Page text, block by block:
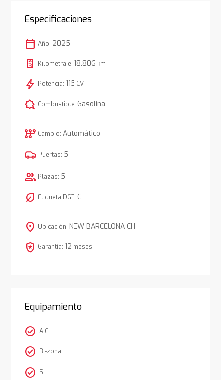
Especificaciones
calendar_today Año: 2025
Kilometraje: 18.806 km
bolt Potencia: 115 CV
comic_bubble Combustible: Gasolina
auto_transmission Cambio: Automático
Puertas: 5
group Plazas: 5
nest_eco_leaf Etiqueta DGT: C
location_on Ubicación: NEW BARCELONA CH
local_police Garantía: 12 meses
Equipamiento
check_circle A.C
check_circle Bi-zona
check_circle 5